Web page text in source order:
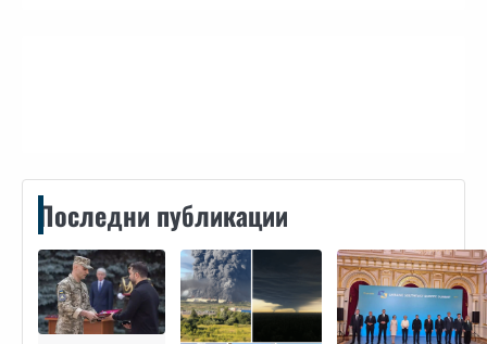
Последни публикации